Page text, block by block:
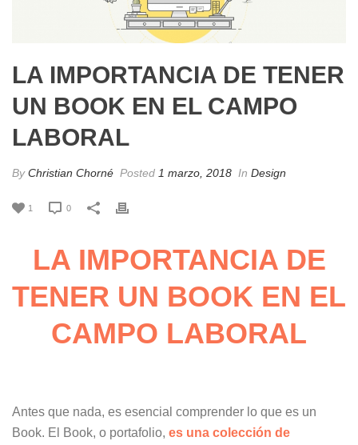
LA IMPORTANCIA DE TENER
UN BOOK EN EL CAMPO
LABORAL
ByChristian Chorné Posted 1 marzo, 2018 In Design
1 0
LA IMPORTANCIA DE
TENER UN BOOK EN EL
CAMPO LABORAL
Antes que nada, es esencial comprender lo que es un
Book. El Book, o portafolio, es una colección de